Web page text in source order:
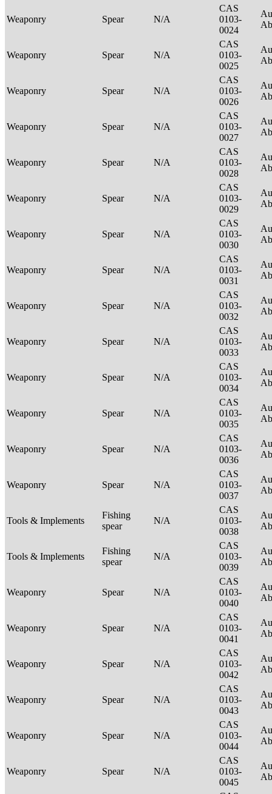
Weaponry Spear N/A
CAS
0103-
0024
Weaponry Spear N/A
CAS
0103-
0025
Weaponry Spear N/A
CAS
0103-
0026
Weaponry Spear N/A
CAS
0103-
0027
Weaponry Spear N/A
CAS
0103-
0028
Weaponry Spear N/A
CAS
0103-
0029
Weaponry Spear N/A
CAS
0103-
0030
Weaponry Spear N/A
CAS
0103-
0031
Weaponry Spear N/A
CAS
0103-
0032
Weaponry Spear N/A
CAS
0103-
0033
Weaponry Spear N/A
CAS
0103-
0034
Weaponry Spear N/A
CAS
0103-
0035
Weaponry Spear N/A
CAS
0103-
0036
Weaponry Spear N/A
CAS
0103-
0037
Tools & Implements
Fishing
spear
N/A
CAS
0103-
0038
Tools & Implements
Fishing
spear
N/A
CAS
0103-
0039
Weaponry Spear N/A
CAS
0103-
0040
Weaponry Spear N/A
CAS
0103-
0041
Weaponry Spear N/A
CAS
0103-
0042
Weaponry Spear N/A
CAS
0103-
0043
Weaponry Spear N/A
CAS
0103-
0044
Weaponry Spear N/A
CAS
0103-
0045